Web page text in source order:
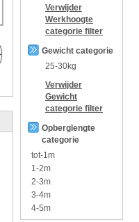
Verwijder
Werkhoogte
categorie filter
Gewicht categorie
25-30kg
Verwijder
Gewicht
categorie filter
Opberglengte
categorie
tot-1m
1-2m
2-3m
3-4m
4-5m